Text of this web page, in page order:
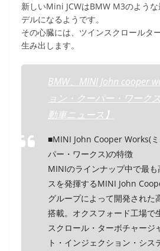
新しいMini JCWはBMW M3のよう
デルになるようです。
その心臓には、ツインスクロールタ
生み出します。
BMW、MINI John cooper
ョン・クーパー・ワーク
動車ニュース】
■MINI John Cooper Works(
パー・ワークス)の特徴
MINIのラインナップ中で最
スを発揮するMINI John
グループによって開発された
搭載。オクスフォード工場で
スクロール・ターボチャージ
ト・インジェクション・シス